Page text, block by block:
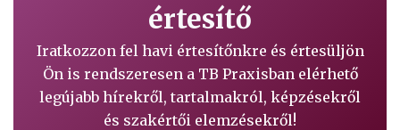
értesítő
Iratkozzon fel havi értesítőnkre és értesüljön
Ön is rendszeresen a TB Praxisban elérhető
legújabb hírekről, tartalmakról, képzésekről
és szakértői elemzésekről!